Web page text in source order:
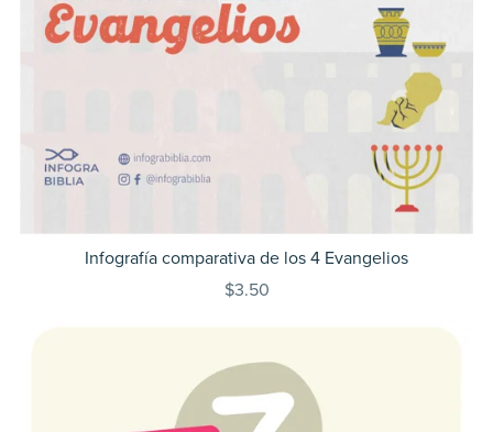
Infografía comparativa de los 4 Evangelios
$3.50